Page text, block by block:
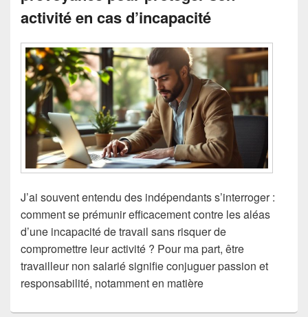
activité en cas d’incapacité
J’ai souvent entendu des indépendants s’interroger :
comment se prémunir efficacement contre les aléas
d’une incapacité de travail sans risquer de
compromettre leur activité ? Pour ma part, être
travailleur non salarié signifie conjuguer passion et
responsabilité, notamment en matière